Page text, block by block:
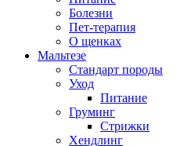
Болезни
Пет-терапия
О щенках
Мальтезе
Стандарт породы
Уход
Питание
Груминг
Стрижки
Хендлинг